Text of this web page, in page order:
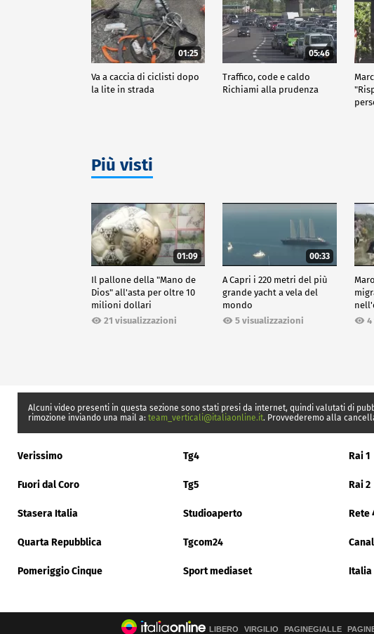
01:25
Va a caccia di ciclisti dopo
la lite in strada
05:46
Traffico, code e caldo
Richiami alla prudenza
Più visti
01:09
Il pallone della "Mano de
Dios" all'asta per oltre 10
milioni dollari
21 visualizzazioni
00:33
A Capri i 220 metri del più
grande yacht a vela del
mondo
5 visualizzazioni
4
Alcuni video presenti in questa sezione sono stati presi da internet, quindi valutati di
rimozione inviando una mail a: team_verticali@italiaonline.it. Provvederemo alla
Verissimo Tg4 Rai 1
Fuori dal Coro Tg5 Rai 2
Stasera Italia Studioaperto Rete
Quarta Repubblica Tgcom24
Pomeriggio Cinque Sport mediaset Italia
LIBERO VIRGILIO PAGINEGIALLE